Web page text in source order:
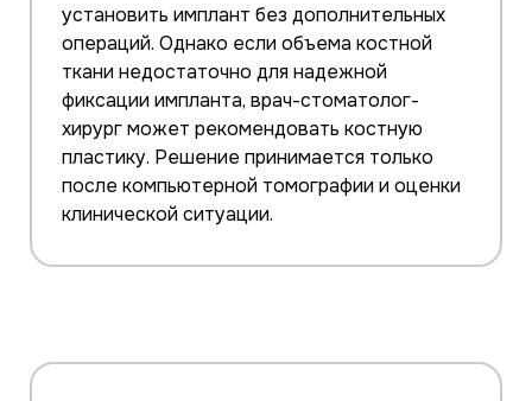
установить имплант без дополнительных
операций. Однако если объема костной
ткани недостаточно для надежной
фиксации импланта, врач-стоматолог-
хирург может рекомендовать костную
пластику. Решение принимается только
после компьютерной томографии и оценки
клинической ситуации.